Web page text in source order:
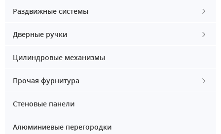
Раздвижные системы
Дверные ручки
Цилиндровые механизмы
Прочая фурнитура
Стеновые панели
Алюминиевые перегородки